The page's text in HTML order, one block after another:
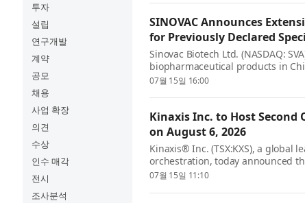
투자
설립
연구개발
계약
공모
채용
사업 확장
의견
수상
인수 매각
전시
조사분석
SINOVAC Announces
for Previously Declared
Sinovac Biotech Ltd. (NASDAQ:
biopharmaceutical products in
for shareholders and nominee
07월 15일 16:00
Kinaxis Inc. to Host Second
on August 6, 2026
Kinaxis® Inc. (TSX:KXS), a
orchestration, today announced
financial results for the second
07월 15일 11:10